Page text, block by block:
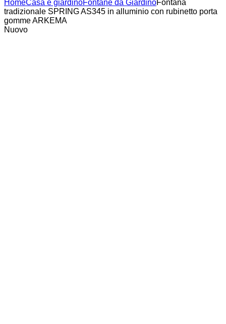
HomeCasa e giardinoFontane da GiardinoFontana
tradizionale SPRING AS345 in alluminio con rubinetto porta
gomme ARKEMA
Nuovo